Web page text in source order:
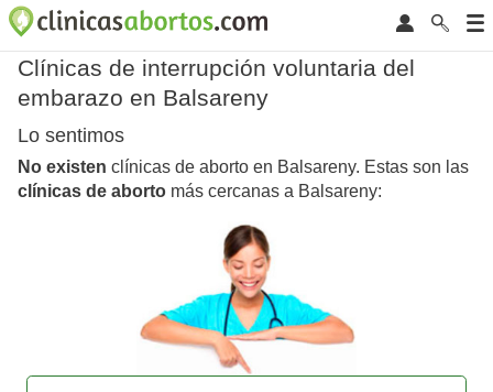
Clínicas de interrupción voluntaria del
embarazo en Balsareny
Lo sentimos
No existen clínicas de aborto en Balsareny. Estas son las
clínicas de aborto más cercanas a Balsareny: